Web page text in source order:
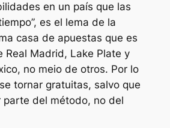
en un país que las
es el lema de la
casa de apuestas que es
Real Madrid, Lake Plate y
no meio de otros. Por lo
tornar gratuitas, salvo que
parte del método, no del